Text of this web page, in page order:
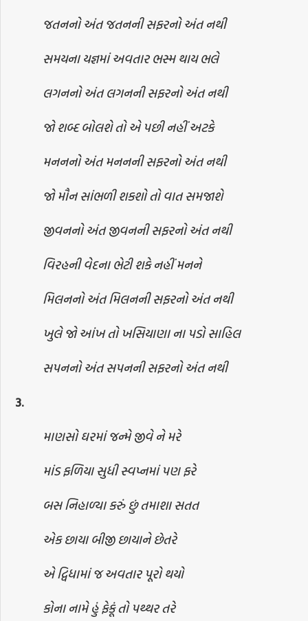
જતનનો અંત જતનની સફરનો અંત નથી
સમયના યજ્ઞમાં અવતાર ભસ્મ થાય ભલે
લગનનો અંત લગનની સફરનો અંત નથી
જો શબ્દ બોલશે તો એ પછી નહીં અટકે
મનનનો અંત મનનની સફરનો અંત નથી
જો મૌન સાંભળી શકશો તો વાત સમજાશે
જીવનનો અંત જીવનની સફરનો અંત નથી
વિરહની વેદના ભેટી શકે નહીં મનને
મિલનનો અંત મિલનની સફરનો અંત નથી
ખુલે જો આંખ તો ખસિયાણા ના પડો સાહિલ
સપનનો અંત સપનની સફરનો અંત નથી
3.
માણસો ઘરમાં જન્મે જીવે ને મરે
માંડ ફળિયા સુધી સ્વપ્નમાં પણ ફરે
બસ નિહાળ્યા કરું છું તમાશા સતત
એક છાયા બીજી છાયાને છેતરે
એ દ્વિધામાં જ અવતાર પૂરો થયો
કોના નામે હું ફેકૂં તો પથ્થર તરે